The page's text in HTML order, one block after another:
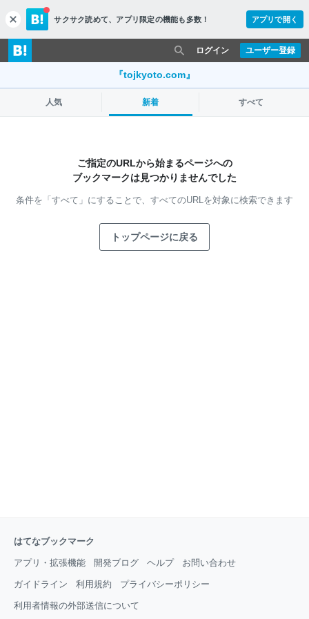
c
l
o
s
サクサク読めて、 アプリ限定の機能も多数！ アプリで開く
ユーザー登録
ログイン
『tojkyoto.com』
人気 新着 すべて
ご指定のURLから始まるページへの
ブックマークは見つかりませんでした
条件を「すべて」にすることで、 すべてのURLを対象に検索できます
トップページに戻る
はてなブックマーク
アプリ・拡張機能 開発ブログ ヘルプ お問い合わせ
ガイドライン 利用規約 プライバシーポリシー
利用者情報の外部送信について